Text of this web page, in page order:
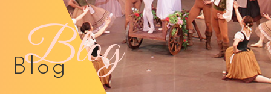
Blog
Blog